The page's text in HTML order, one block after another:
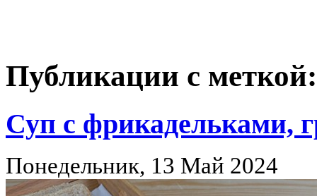
Публикации с
Суп с фрикадельками,
Понедельник, 13 Май 2024